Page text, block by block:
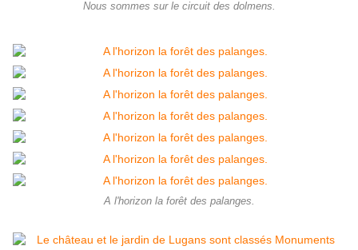
Nous sommes sur le circuit des dolmens.
A l'horizon la forêt des palanges.